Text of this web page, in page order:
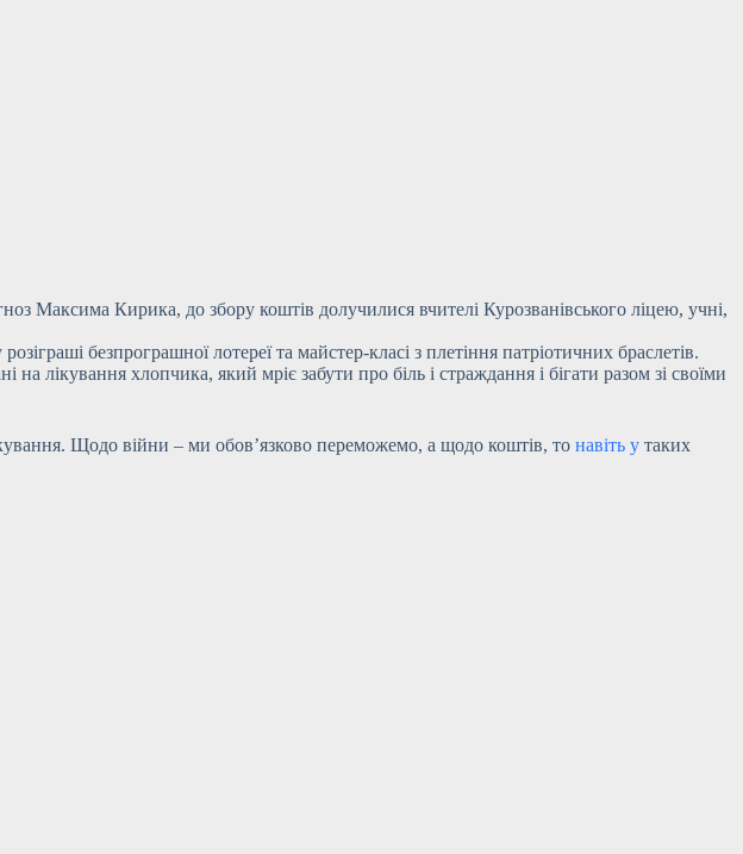
Максима Кирика, до збору коштів долучилися вчителі Курозванівського ліцею, учні,
безпрограшної лотереї та майстер-класі з плетіння патріотичних браслетів.
на лікування хлопчика, який мріє забути про біль і страждання і бігати разом зі своїми
Щодо війни – ми обов’язково переможемо, а щодо коштів, то навіть у таких